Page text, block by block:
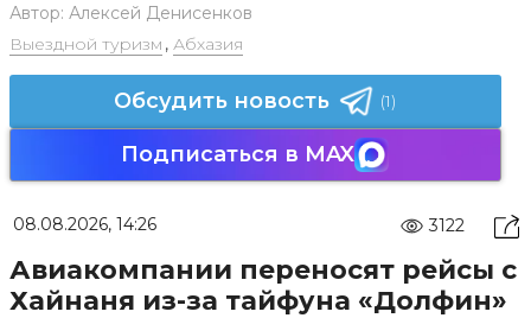
Автор: Алексей Денисенков
Выездной туризм , Абхазия
Обсудить новость (1)
Подписаться в MAX
08.08.2026, 14:26 3122
Авиакомпании переносят рейсы с
Хайнаня из-за тайфуна «Долфин»